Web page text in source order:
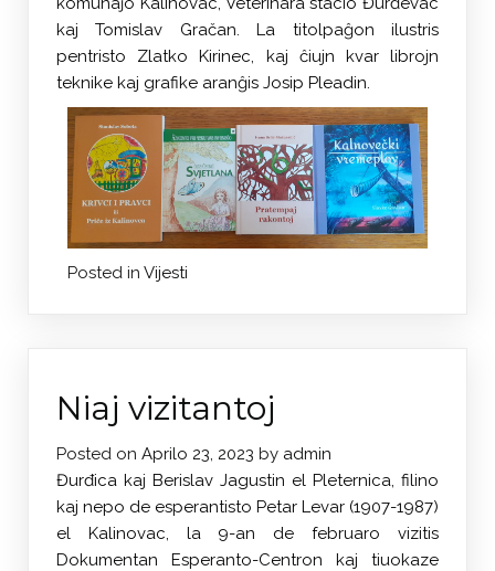
kaj Tomislav Gračan. La titolpaĝon ilustris
pentristo Zlatko Kirinec, kaj ĉiujn kvar librojn
teknike kaj grafike aranĝis Josip Pleadin.
Posted in Vijesti
Niaj vizitantoj
Posted on Aprilo 23, 2023 by admin
Đurđica kaj Berislav Jagustin el Pleternica, filino
kaj nepo de esperantisto Petar Levar (1907-1987)
el Kalinovac, la 9-an de februaro vizitis
Dokumentan Esperanto-Centron kaj tiuokaze